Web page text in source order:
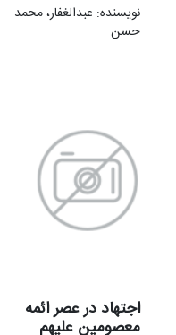
نویسنده: عبدالغفار، محمد
حسن
اجتهاد در عصر ائمه
معصومین علیهم